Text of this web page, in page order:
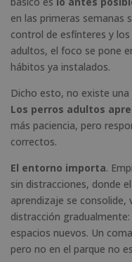
en las primeras semanas
control de esfínteres y
adultos, el foco se pone
hábitos ya instalados.
Dicho esto, no existe
Los perros adultos
más paciencia, pero
correctos.
El entorno importa.
sin distracciones, donde
aprendizaje se
distracción
espacios nuevos. Un
pero no en el parque no